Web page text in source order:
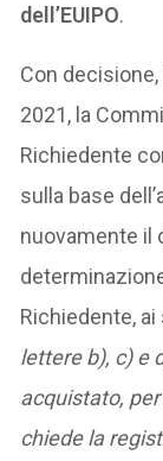
dell’EUIPO.
Con
2021, la
Richiedente
sulla base
nuovamente il
Richiedente, ai
lettere b), c) e
acquistato,
chiede la